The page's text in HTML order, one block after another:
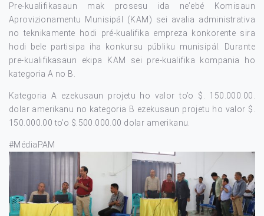
Pre-kualifikasaun mak prosesu ida ne’ebé Komisaun
Aprovizionamentu Munisipál (KAM) sei avalia administrativa
no teknikamente hodi pré-kualifika empreza konkorente sira
hodi bele partisipa iha konkursu públiku munisipál. Durante
pre-kualifikasaun ekipa KAM sei pre-kualifika kompania ho
kategoria A no B.
Kategoria A ezekusaun projetu ho valor to’o $. 150.000.00.
dolar amerikanu no kategoria B ezekusaun projetu ho valor $.
150.000.00 to’o $.500.000.00 dolar amerikanu.
#MédiaPAM